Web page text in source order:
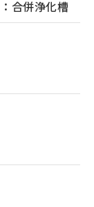
合併浄化槽